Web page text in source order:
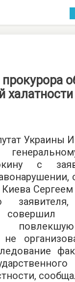
халатности
Украины
с
Киева
не